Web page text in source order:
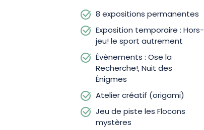
8 expositions permanentes
Exposition temporaire : Hors-
jeu! le sport autrement
Évènements : Ose la
Recherche!, Nuit des
Énigmes
Atelier créatif (origami)
Jeu de piste les Flocons
mystères